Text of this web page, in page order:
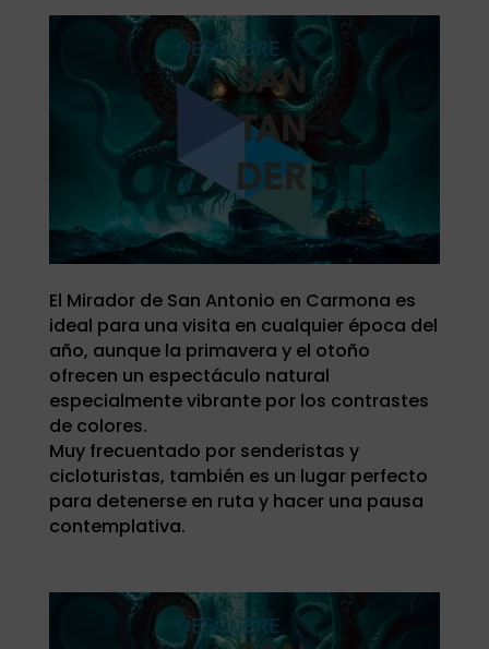
El Mirador de San Antonio en Carmona es
ideal para una visita en cualquier época del
año, aunque la primavera y el otoño
ofrecen un espectáculo natural
especialmente vibrante por los contrastes
de colores.
Muy frecuentado por senderistas y
cicloturistas, también es un lugar perfecto
para detenerse en ruta y hacer una pausa
contemplativa.